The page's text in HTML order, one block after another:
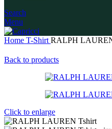
Search
Menu
Home T-Shirt RALPH
Back to products
Click to enlarge